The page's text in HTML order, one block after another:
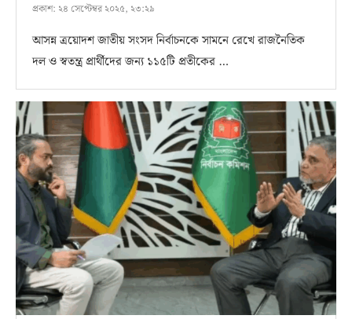
প্রকাশ: ২৪ সেপ্টেম্বর ২০২৫, ২৩:২৯
আসন্ন ত্রয়োদশ জাতীয় সংসদ নির্বাচনকে সামনে রেখে রাজনৈতিক
দল ও স্বতন্ত্র প্রার্থীদের জন্য ১১৫টি প্রতীকের …